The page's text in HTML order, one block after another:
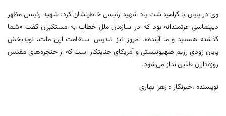
وی در پایان با گرامیداشت یاد شهید رئیسی خاطرنشان کرد: شهید رئیسی مظهر
دیپلماسی عزتمندانه بود که در سازمان ملل خطاب به مستکبران گفت «شما
گذشته هستید و ما آینده». امروز نیز تندیس استقامت این ملت، نویدبخش
پایان زودی رژیم صهیونیستی و آمریکای جنایتکار است که از حنجره‌های مقدس
روزه‌داران طنین‌انداز می‌شود.
نویسنده ،خبرنگار : زهرا بهاری